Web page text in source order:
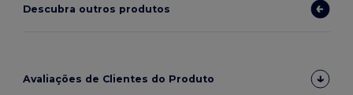
Descubra outros produtos
Avaliações de Clientes do Produto